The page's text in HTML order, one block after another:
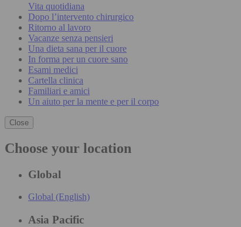
Vita quotidiana
Dopo l’intervento chirurgico
Ritorno al lavoro
Vacanze senza pensieri
Una dieta sana per il cuore
In forma per un cuore sano
Esami medici
Cartella clinica
Familiari e amici
Un aiuto per la mente e per il corpo
Close
Choose your location
Global
Global (English)
Asia Pacific